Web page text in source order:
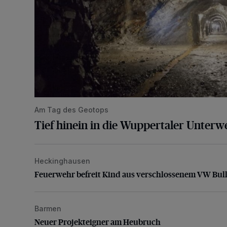
Am Tag des Geotops
Tief hinein in die Wuppertaler
Feuerwehr befreit Kind aus verschlossenem VW Bulli
Heckinghausen
Feuerwehr befreit Kind aus verschlossenem VW
Neuer Projekteigner am Heubruch
Barmen
Neuer Projekteigner am Heubruch